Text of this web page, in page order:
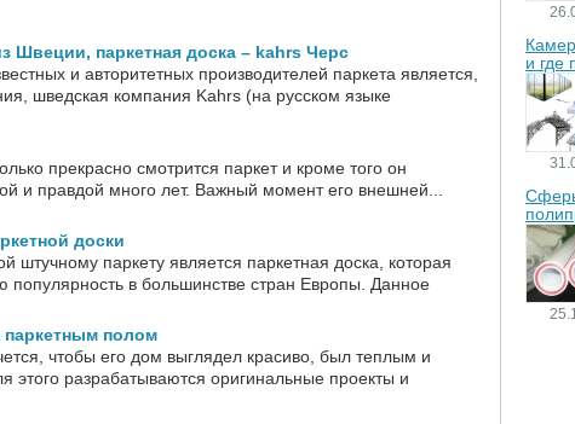
Швеции, паркетная доска – kahrs Черс
и авторитетных производителей паркета является,
шведская компания Kahrs (на русском языке
прекрасно смотрится паркет и кроме того он
и правдой много лет. Важный момент его внешней...
доски
штучному паркету является паркетная доска, которая
популярность в большинстве стран Европы. Данное
паркетным полом
чтобы его дом выглядел красиво, был теплым и
этого разрабатываются оригинальные проекты и
и где